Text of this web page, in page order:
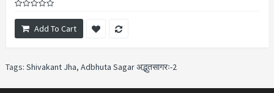
Add To Cart
Tags: Shivakant Jha, Adbhuta Sagar अद्भुतसागरः-2